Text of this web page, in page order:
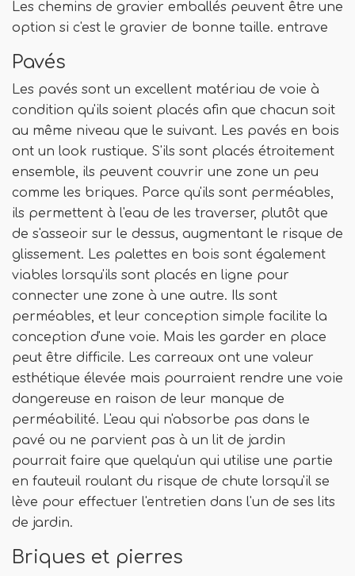
Les chemins de gravier emballés peuvent être une
option si c'est le gravier de bonne taille. entrave
Pavés
Les pavés sont un excellent matériau de voie à
condition qu'ils soient placés afin que chacun soit
au même niveau que le suivant. Les pavés en bois
ont un look rustique. S'ils sont placés étroitement
ensemble, ils peuvent couvrir une zone un peu
comme les briques. Parce qu'ils sont perméables,
ils permettent à l'eau de les traverser, plutôt que
de s'asseoir sur le dessus, augmentant le risque de
glissement. Les palettes en bois sont également
viables lorsqu'ils sont placés en ligne pour
connecter une zone à une autre. Ils sont
perméables, et leur conception simple facilite la
conception d'une voie. Mais les garder en place
peut être difficile. Les carreaux ont une valeur
esthétique élevée mais pourraient rendre une voie
dangereuse en raison de leur manque de
perméabilité. L'eau qui n'absorbe pas dans le
pavé ou ne parvient pas à un lit de jardin
pourrait faire que quelqu'un qui utilise une partie
en fauteuil roulant du risque de chute lorsqu'il se
lève pour effectuer l'entretien dans l'un de ses lits
de jardin.
Briques et pierres